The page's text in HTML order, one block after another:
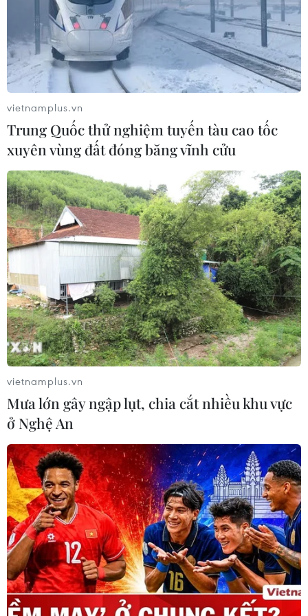
#Thay đổi định nghĩa giới tính trong thời trang
#Sử dụng lại và hồi sinh chất liệu denim cũ
#Phong cách tối giản và biểu cảm nghệ thuật
#Vai trò của các nhà thiết kế trẻ trong chuyển đổi ngành thời
trang
Tp. Hồ Chí Minh
Theo dõi VietnamPlus
TIN LIÊN QUAN
Dàn Hoa hậu "thị phạm" tại
casting Tuần lễ thời trang Quốc tế Việt
Nam 2026
25/05/2026 07:02
vietnamplus.vn
Trung Quốc thử nghiệm tuyến tàu cao tốc
xuyên vùng đất đóng băng vĩnh cửu
vietnamplus.vn
Mưa lớn gây ngập lụt, chia cắt nhiều khu vực
ở Nghệ An